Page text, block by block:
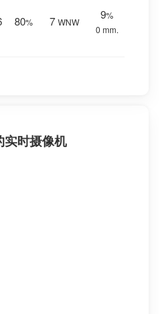
80% 7 WNW
9%
0 mm.
实时摄像机